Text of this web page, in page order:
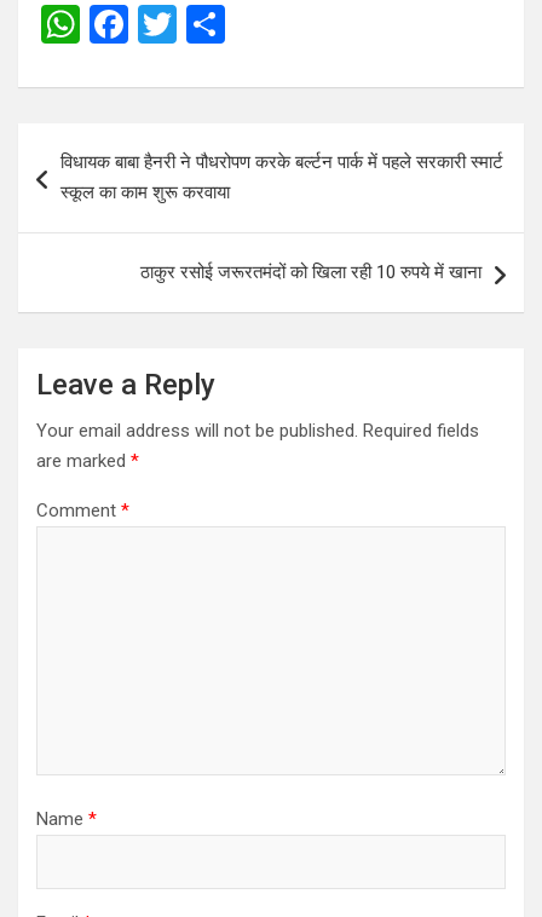
W
at
A
p
F
ce
b
o
k
T
tt
er
ar
e
navigation
विधायक बाबा हैनरी ने पौधरोपण करके बर्ल्टन पार्क में पहले सरकारी स्मार्ट
स्कूल का काम शुरू करवाया
ठाकुर रसोई जरूरतमंदों को खिला रही 10 रुपये में खाना
Leave a Reply
Your email address will not be published. Required fields
are marked *
Comment *
Name *